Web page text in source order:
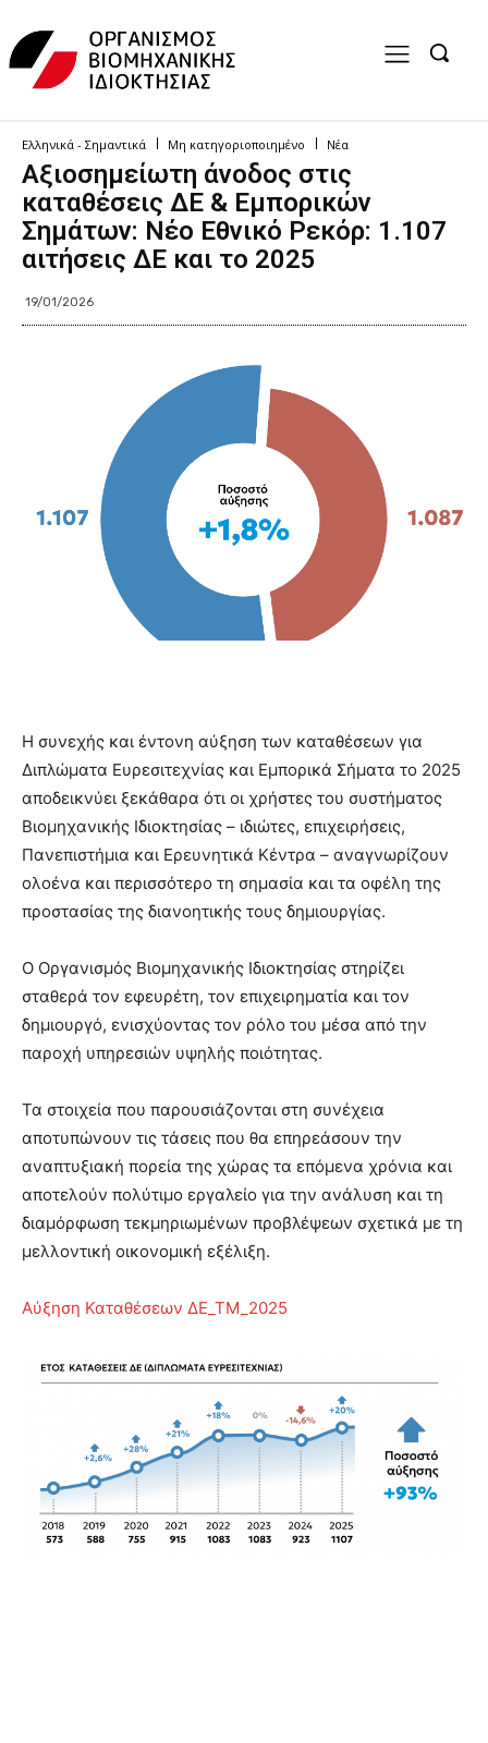
Ελληνικά - Σημαντικά Μη κατηγοριοποιημένο Νέα
Αξιοσημείωτη άνοδος στις
καταθέσεις ΔΕ & Εμπορικών
Σημάτων: Νέο Εθνικό Ρεκόρ: 1.107
αιτήσεις ΔΕ και το 2025
19/01/2026
Η συνεχής και έντονη αύξηση των καταθέσεων για
Διπλώματα Ευρεσιτεχνίας και Εμπορικά Σήματα το 2025
αποδεικνύει ξεκάθαρα ότι οι χρήστες του συστήματος
Βιομηχανικής Ιδιοκτησίας – ιδιώτες, επιχειρήσεις,
Πανεπιστήμια και Ερευνητικά Κέντρα – αναγνωρίζουν
ολοένα και περισσότερο τη σημασία και τα οφέλη της
προστασίας της διανοητικής τους δημιουργίας.
Ο Οργανισμός Βιομηχανικής Ιδιοκτησίας στηρίζει
σταθερά τον εφευρέτη, τον επιχειρηματία και τον
δημιουργό, ενισχύοντας τον ρόλο του μέσα από την
παροχή υπηρεσιών υψηλής ποιότητας.
Τα στοιχεία που παρουσιάζονται στη συνέχεια
αποτυπώνουν τις τάσεις που θα επηρεάσουν την
αναπτυξιακή πορεία της χώρας τα επόμενα χρόνια και
αποτελούν πολύτιμο εργαλείο για την ανάλυση και τη
διαμόρφωση τεκμηριωμένων προβλέψεων σχετικά με τη
μελλοντική οικονομική εξέλιξη.
Αύξηση Καταθέσεων ΔΕ_ΤΜ_2025